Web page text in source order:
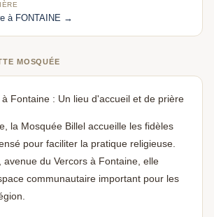
à FONTAINE →
MOSQUÉE
Fontaine : Un lieu d'accueil et de prière
la Mosquée Billel accueille les fidèles
pour faciliter la pratique religieuse.
avenue du Vercors à Fontaine, elle
communautaire important pour les